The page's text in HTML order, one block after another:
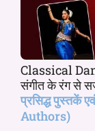
Classical
संगीत के रंग से
प्रसिद्ध
Authors)